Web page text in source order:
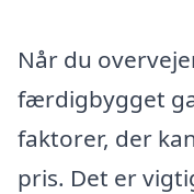
Når du
færdigbygget
faktorer, der
pris. Det er